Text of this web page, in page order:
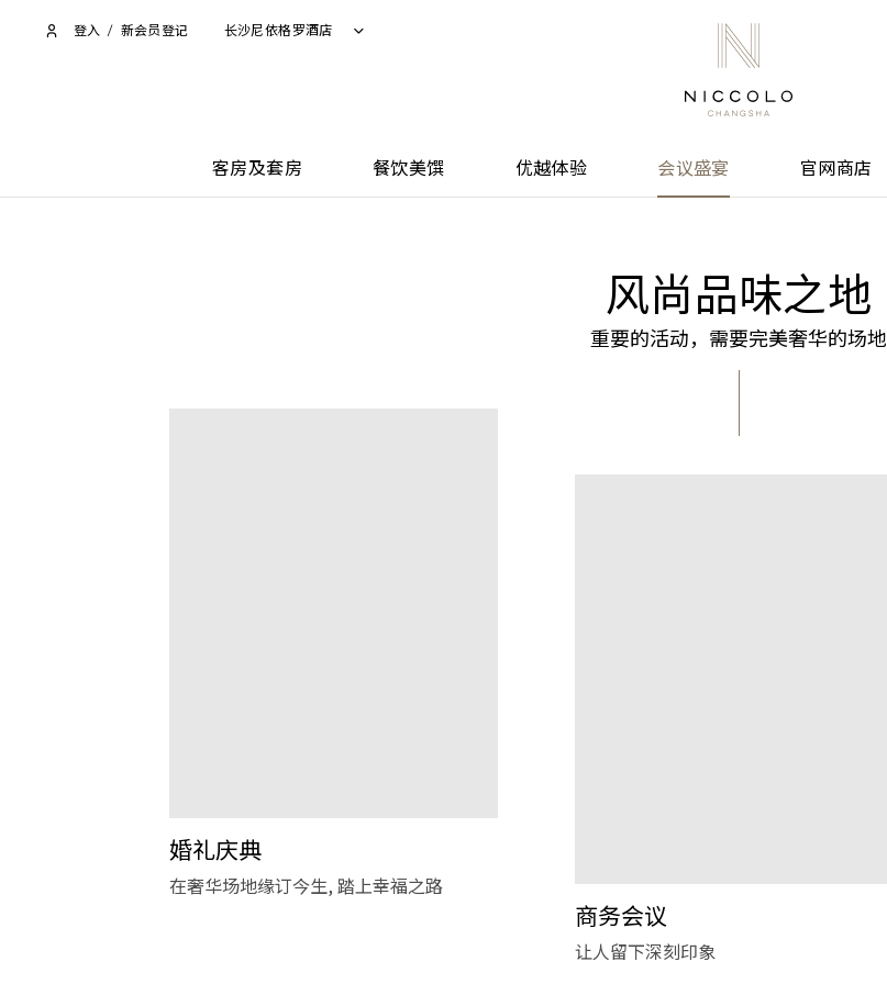
登入 / 新会员登记 长沙尼依格罗酒店
客房及套房 餐饮美馔 优越体验 会议盛宴 官网商店
风尚品味之地
重要的活动，需要完美奢华的场地
婚礼庆典
在奢华场地缘订今生, 踏上幸福之路
商务会议
让人留下深刻印象